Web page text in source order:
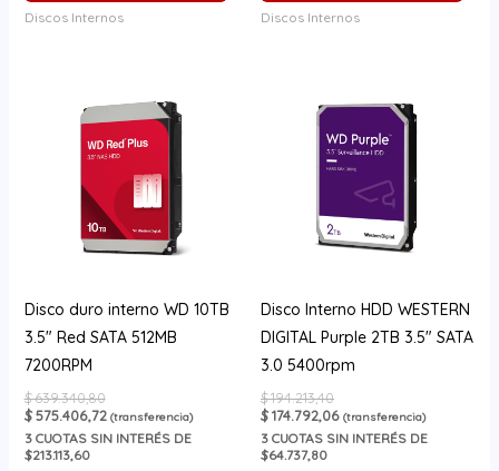
Discos Internos Discos Internos
Disco duro interno WD 10TB
3.5″ Red SATA 512MB
7200RPM
$639.340,80
$575.406,72 (transferencia)
3CUOTAS SIN INTERÉS DE
$213.113,60
Disco Interno HDD WESTERN
DIGITAL Purple 2TB 3.5″ SATA
3.0 5400rpm
$194.213,40
$174.792,06 (transferencia)
3 CUOTAS SIN INTERÉS DE
$64.737,80